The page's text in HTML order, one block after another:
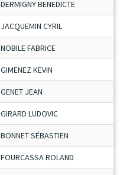
DERMIGNY BENEDICTE
JACQUEMIN CYRIL
NOBILE FABRICE
GIMENEZ KEVIN
GENET JEAN
GIRARD LUDOVIC
BONNET SÉBASTIEN
FOURCASSA ROLAND